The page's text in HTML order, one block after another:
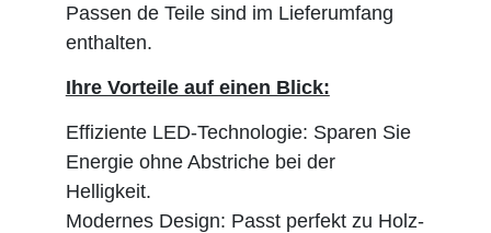
Passen de Teile sind im Lieferumfang
enthalten.
Ihre Vorteile auf einen Blick:
Effiziente LED-Technologie: Sparen Sie
Energie ohne Abstriche bei der
Helligkeit.
Modernes Design: Passt perfekt zu Holz-